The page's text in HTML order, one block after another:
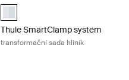
aluminium (selected)
Thule SmartClamp system
transformační sada hliník